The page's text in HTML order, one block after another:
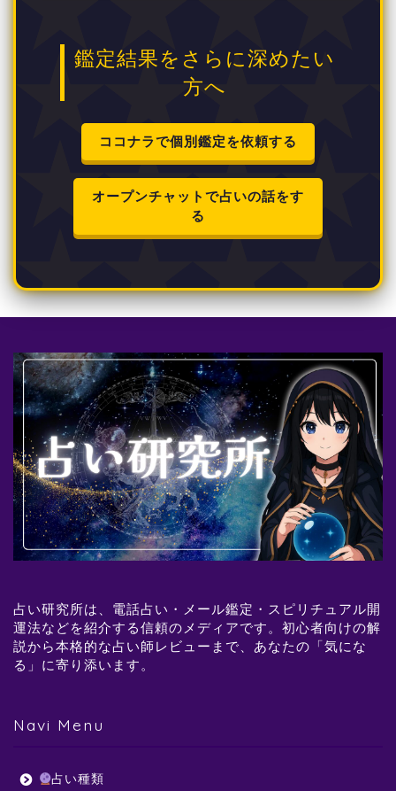
鑑定結果をさらに深めたい
方へ
ココナラで個別鑑定を依頼する
オープンチャットで占いの話をす
る
占い研究所は、電話占い・メール鑑定・スピリチュアル開
運法などを紹介する信頼のメディアです。初心者向けの解
説から本格的な占い師レビューまで、あなたの「気にな
る」に寄り添います。
Navi Menu
占い種類